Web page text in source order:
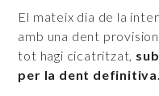
El mateix dia de la
amb una dent
tot hagi cicatritzat,
per la dent definitiva.